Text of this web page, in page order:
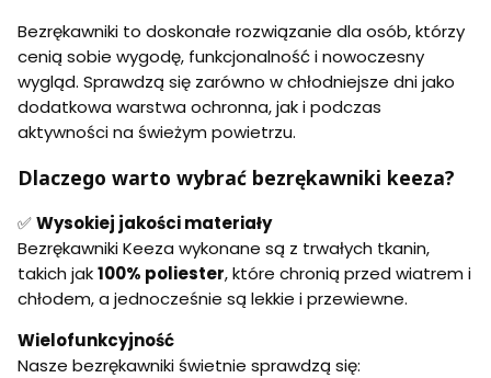
w
y
S
o
l
i
o
w
y
Z
n
i
Bezrękawniki to doskonałe rozwiązanie dla osób, którzy
cenią sobie wygodę, funkcjonalność i nowoczesny
wygląd. Sprawdzą się zarówno w chłodniejsze dni jako
dodatkowa warstwa ochronna, jak i podczas
aktywności na świeżym powietrzu.
Dlaczego warto wybrać bezrękawniki keeza?
✅Wysokiej jakości materiały
Bezrękawniki Keeza wykonane są z trwałych tkanin,
takich jak100% poliester, które chronią przed wiatrem i
chłodem, a jednocześnie są lekkie i przewiewne.
Wielofunkcyjność
Nasze bezrękawniki świetnie sprawdzą się: